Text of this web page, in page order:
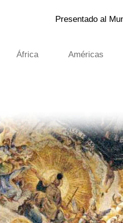
Presentado al
África Américas